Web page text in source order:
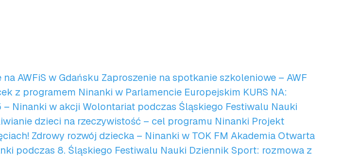
AWFiS w Gdańsku Zaproszenie na spotkanie szkoleniowe – AWF
z programem Ninanki w Parlamencie Europejskim KURS NA:
– Ninanki w akcji Wolontariat podczas Śląskiego Festiwalu Nauki
dzieci na rzeczywistość – cel programu Ninanki Projekt
Zdrowy rozwój dziecka – Ninanki w TOK FM Akademia Otwarta
podczas 8. Śląskiego Festiwalu Nauki Dziennik Sport: rozmowa z